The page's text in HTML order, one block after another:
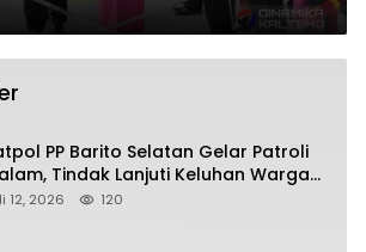
PP Barito Selatan Gelar Patroli
Tindak Lanjuti Keluhan Warga
Balap Liar dan Remaja Nongkrong
12, 2026 120